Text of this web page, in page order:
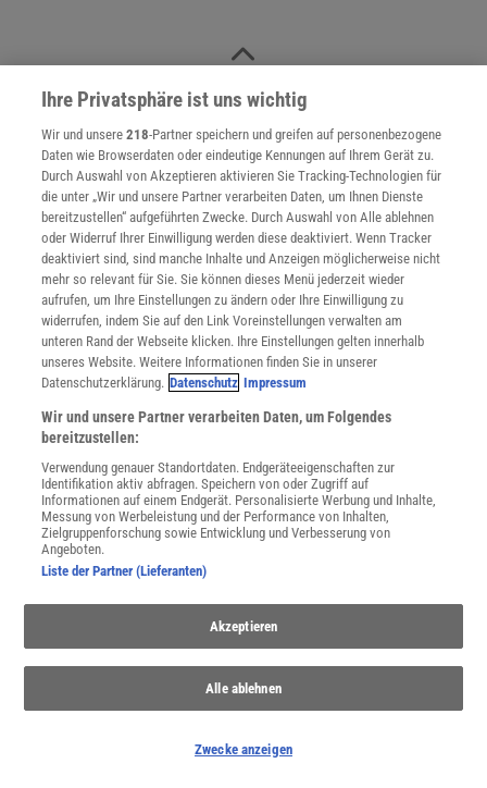
Für Sie im Spektrum-Shop und am Kiosk:
WEITERE NEUERSCHEINUNGEN SPEKTRUM SHOP
Spektrum.de-Newsletter abonnieren
JETZT ANMELDEN!
Sie können unsere Newsletter jederzeit wieder abbestellen. Infos zu unserem Umgang
mit Ihren personenbezogenen Daten finden Sie in unsererDatenschutzerklärung
Newsletter
Kontakt
Ihre Privatsphäre ist uns wichtig
Wir und unsere218-Partner speichern und greifen auf personenbezogene
Daten wie Browserdaten oder eindeutige Kennungen auf Ihrem Gerät zu.
Durch Auswahl von Akzeptieren aktivieren Sie Tracking-Technologien für
die unter „Wir und unsere Partner verarbeiten Daten, um Ihnen Dienste
bereitzustellen“ aufgeführten Zwecke. Durch Auswahl von Alle ablehnen
oder Widerruf Ihrer Einwilligung werden diese deaktiviert. Wenn Tracker
deaktiviert sind, sind manche Inhalte und Anzeigen möglicherweise nicht
mehr so relevant für Sie. Sie können dieses Menü jederzeit wieder
aufrufen, um Ihre Einstellungen zu ändern oder Ihre Einwilligung zu
widerrufen, indem Sie auf den Link Voreinstellungen verwalten am
unteren Rand der Webseite klicken. Ihre Einstellungen gelten innerhalb
unseres Website. Weitere Informationen finden Sie in unserer
Datenschutzerklärung. Datenschutz Impressum
Wir und unsere Partner verarbeiten Daten, um Folgendes
bereitzustellen:
Verwendung genauer Standortdaten. Endgeräteeigenschaften zur
Identifikation aktiv abfragen. Speichern von oder Zugriff auf
Informationen auf einem Endgerät. Personalisierte Werbung und Inhalte,
Messung von Werbeleistung und der Performance von Inhalten,
Zielgruppenforschung sowie Entwicklung und Verbesserung von
Angeboten.
Liste der Partner (Lieferanten)
Akzeptieren
Alle ablehnen
Zwecke anzeigen